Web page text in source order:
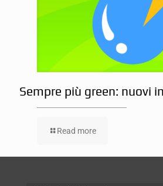
Sempre più green: nuovi
Read more